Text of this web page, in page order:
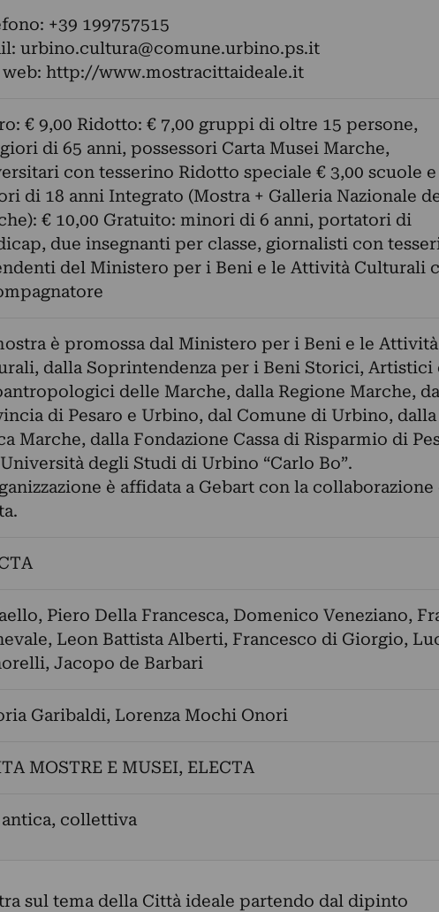
+39 199757515
urbino.cultura@comune.urbino.ps.it
http://www.mostracittaideale.it
€ 9,00 Ridotto: € 7,00 gruppi di oltre 15 persone,
di 65 anni, possessori Carta Musei Marche,
con tesserino Ridotto speciale € 3,00 scuole e
di 18 anni Integrato (Mostra + Galleria Nazionale
€ 10,00 Gratuito: minori di 6 anni, portatori di
due insegnanti per classe, giornalisti con
del Ministero per i Beni e le Attività Culturali
è promossa dal Ministero per i Beni e le Attività
dalla Soprintendenza per i Beni Storici, Artistici
delle Marche, dalla Regione Marche,
di Pesaro e Urbino, dal Comune di Urbino, dalla
Marche, dalla Fondazione Cassa di Risparmio di
degli Studi di Urbino “Carlo Bo”.
è affidata a Gebart con la collaborazione
, Piero Della Francesca, Domenico Veneziano,
, Leon Battista Alberti, Francesco di Giorgio,
, Jacopo de Barbari
Garibaldi, Lorenza Mochi Onori
MOSTRE E MUSEI, ELECTA
collettiva
sul tema della Città ideale partendo dal dipinto